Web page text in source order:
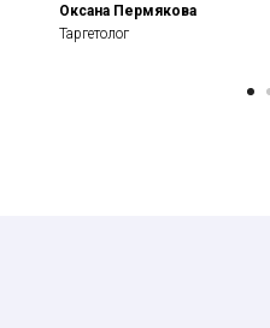
Оксана Пермякова
Таргетолог